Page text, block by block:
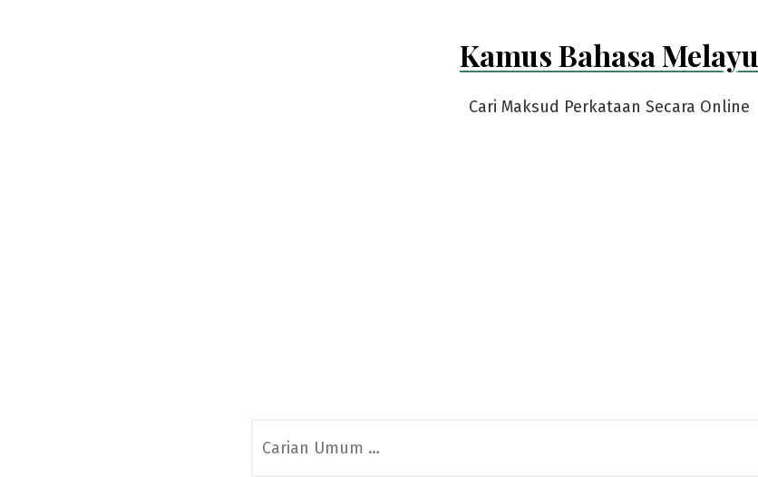
Kamus Bahasa Melayu
Cari Maksud Perkataan Secara Online
for: